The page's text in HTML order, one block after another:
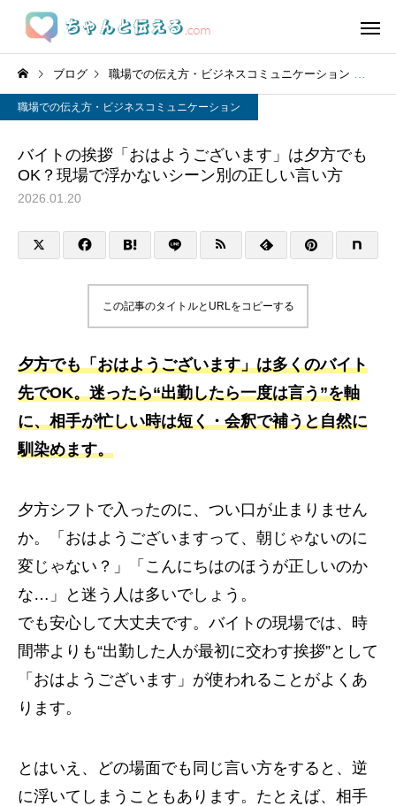
ブログ 職場での伝え方・ビジネスコミュニケーション
職場での伝え方・ビジネスコミュニケーション
バイトの挨拶「おはようございます」は夕方でも
OK？現場で浮かないシーン別の正しい言い方
2026.01.20
この記事のタイトルとURLをコピーする
夕方でも「おはようございます」は多くのバイト
先でOK。迷ったら“出勤したら一度は言う”を軸
に、相手が忙しい時は短く・会釈で補うと自然に
馴染めます。
夕方シフトで入ったのに、つい口が止まりません
か。「おはようございますって、朝じゃないのに
変じゃない？」「こんにちはのほうが正しいのか
な…」と迷う人は多いでしょう。
でも安心して大丈夫です。バイトの現場では、時
間帯よりも“出勤した人が最初に交わす挨拶”として
「おはようございます」が使われることがよくあ
ります。
とはいえ、どの場面でも同じ言い方をすると、逆
に浮いてしまうこともあります。たとえば、相手